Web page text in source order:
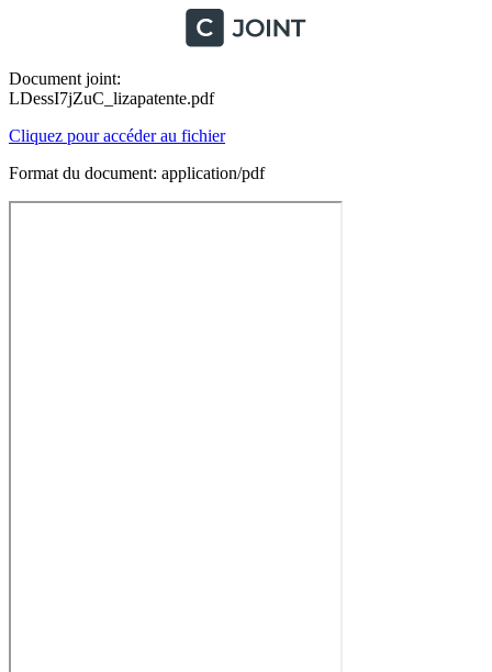
Document joint:
LDessI7jZuC_lizapatente.pdf
Cliquez pour accéder au fichier
Format du document: application/pdf